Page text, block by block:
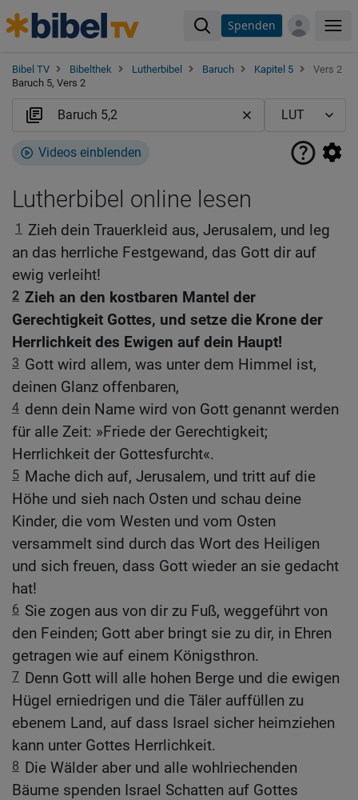
Spenden
Bibel TV Bibelthek Lutherbibel Baruch Kapitel 5
Vers 2
Baruch 5, Vers 2
Videos einblenden
Lutherbibel online lesen
1 Zieh dein Trauerkleid aus, Jerusalem, und leg
an das herrliche Festgewand, das Gott dir auf
ewig verleiht!
2 Zieh an den kostbaren Mantel der
Gerechtigkeit Gottes, und setze die Krone der
Herrlichkeit des Ewigen auf dein Haupt!
3 Gott wird allem, was unter dem Himmel ist,
deinen Glanz offenbaren,
4 denn dein Name wird von Gott genannt werden
für alle Zeit: »Friede der Gerechtigkeit;
Herrlichkeit der Gottesfurcht«.
5 Mache dich auf, Jerusalem, und tritt auf die
Höhe und sieh nach Osten und schau deine
Kinder, die vom Westen und vom Osten
versammelt sind durch das Wort des Heiligen
und sich freuen, dass Gott wieder an sie gedacht
hat!
6 Sie zogen aus von dir zu Fuß, weggeführt von
den Feinden; Gott aber bringt sie zu dir, in Ehren
getragen wie auf einem Königsthron.
7 Denn Gott will alle hohen Berge und die ewigen
Hügel erniedrigen und die Täler auffüllen zu
ebenem Land, auf dass Israel sicher heimziehen
kann unter Gottes Herrlichkeit.
8 Die Wälder aber und alle wohlriechenden
Bäume spenden Israel Schatten auf Gottes